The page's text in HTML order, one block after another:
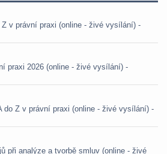
Z v právní praxi (online - živé vysílání) -
praxi 2026 (online - živé vysílání) -
do Z v právní praxi (online - živé vysílání) -
při analýze a tvorbě smluv (online - živé